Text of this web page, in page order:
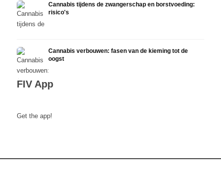
Cannabis tijdens de zwangerschap en borstvoeding:
risico's
Cannabis verbouwen: fasen van de kieming tot de
oogst
FIV App
Get the app!